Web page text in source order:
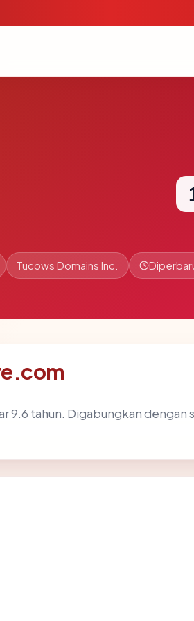
Tucows Domains Inc.
9.6 tahun. Digabungkan dengan